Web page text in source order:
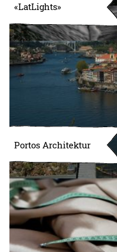
«LatLights»
Portos Architektur